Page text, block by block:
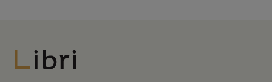
Libri